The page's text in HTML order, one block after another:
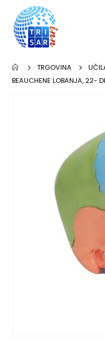
TRGOVINA
BEAUCHENE LOBANJA, 22-